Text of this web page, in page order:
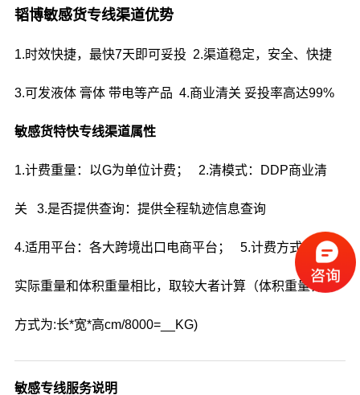
韬博敏感货专线渠道优势
1.时效快捷，最快7天即可妥投 2.渠道稳定，安全、快捷
3.可发液体 膏体 带电等产品 4.商业清关 妥投率高达99%
敏感货特快专线渠道属性
1.计费重量：以G为单位计费； 2.清模式：DDP商业清
关 3.是否提供查询：提供全程轨迹信息查询
4.适用平台：各大跨境出口电商平台； 5.计费方式：包裹
实际重量和体积重量相比，取较大者计算（体积重量计算
方式为:长*宽*高cm/8000=__KG)
敏感专线服务说明